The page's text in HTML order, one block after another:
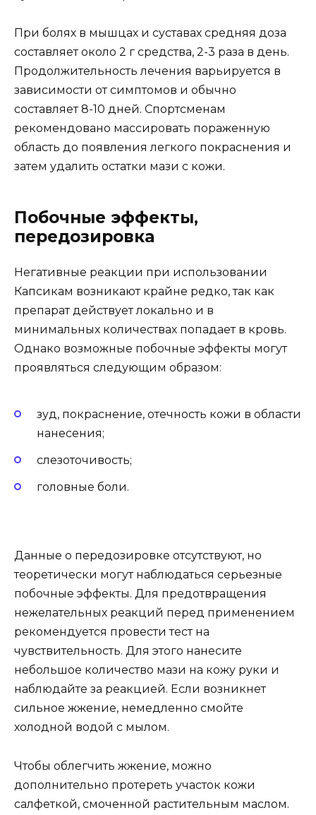
При болях в мышцах и суставах средняя доза
составляет около 2 г средства, 2-3 раза в день.
Продолжительность лечения варьируется в
зависимости от симптомов и обычно
составляет 8-10 дней. Спортсменам
рекомендовано массировать пораженную
область до появления легкого покраснения и
затем удалить остатки мази с кожи.
Побочные эффекты,
передозировка
Негативные реакции при использовании
Капсикам возникают крайне редко, так как
препарат действует локально и в
минимальных количествах попадает в кровь.
Однако возможные побочные эффекты могут
проявляться следующим образом:
зуд, покраснение, отечность кожи в области
нанесения;
слезоточивость;
головные боли.
Данные о передозировке отсутствуют, но
теоретически могут наблюдаться серьезные
побочные эффекты. Для предотвращения
нежелательных реакций перед применением
рекомендуется провести тест на
чувствительность. Для этого нанесите
небольшое количество мази на кожу руки и
наблюдайте за реакцией. Если возникнет
сильное жжение, немедленно смойте
холодной водой с мылом.
Чтобы облегчить жжение, можно
дополнительно протереть участок кожи
салфеткой, смоченной растительным маслом.